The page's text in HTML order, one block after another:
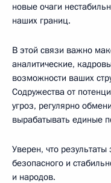
новые очаги
наших границ.
В этой связи важно
аналитические,
возможности ваших
Содружества от
угроз, регулярно
вырабатывать единые
Уверен, что
безопасного и
и народов.